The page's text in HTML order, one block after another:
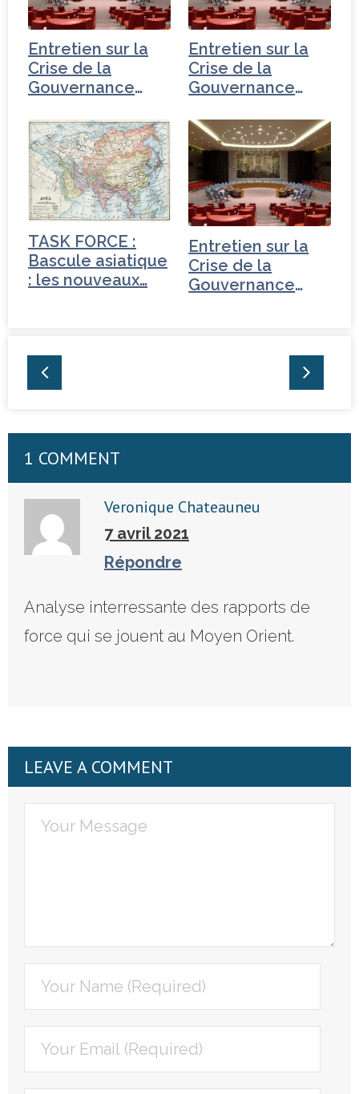
Entretien sur la
Crise de la
Gouvernance
Turquie
Entretien sur la
Crise de la
Gouvernance
TASK FORCE :
Bascule asiatique
: les nouveaux…
Entretien sur la
Crise de la
Gouvernance
1 COMMENT
Veronique Chateauneu
7 avril 2021
Répondre
Analyse interressante des rapports de
force qui se jouent au Moyen Orient.
LEAVE A COMMENT